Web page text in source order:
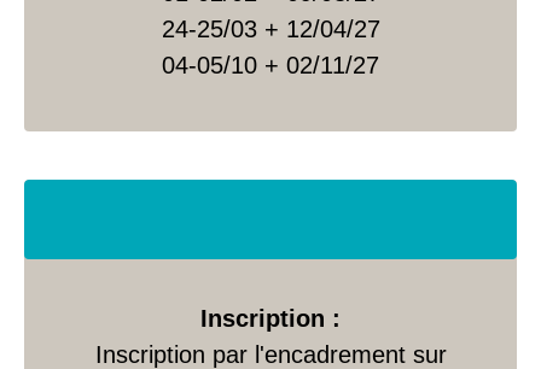
24-25/03 + 12/04/27
04-05/10 + 02/11/27
Inscription :
Inscription par l'encadrement sur